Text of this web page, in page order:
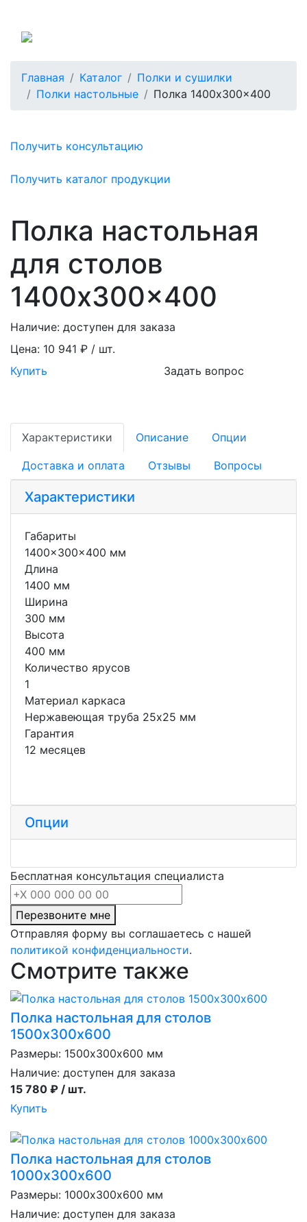
Главная Каталог
Полки и сушилки
Полки настольные
Полка 1400x300x400
Получить консультацию
Получить каталог продукции
Полка настольная
для столов
1400x300x400
Наличие: доступен для заказа
Цена: 10 941 ₽ / шт.
Купить
Задать вопрос
Характеристики Описание Опции
Доставка и оплата Отзывы Вопросы
Характеристики
Габариты
1400x300x400 мм
Длина
1400 мм
Ширина
300 мм
Высота
400 мм
Количество ярусов
1
Материал каркаса
Нержавеющая труба 25x25 мм
Гарантия
12 месяцев
Опции
Бесплатная консультация специалиста
Перезвоните мне
Отправляя форму вы соглашаетесь с нашей
политикой конфиденциальности.
Смотрите также
Полка настольная для столов
1500х300х600
Размеры: 1500х300х600 мм
Наличие: доступен для заказа
15 780 ₽ / шт.
Купить
Полка настольная для столов
1000х300х600
Размеры: 1000х300х600 мм
Наличие: доступен для заказа